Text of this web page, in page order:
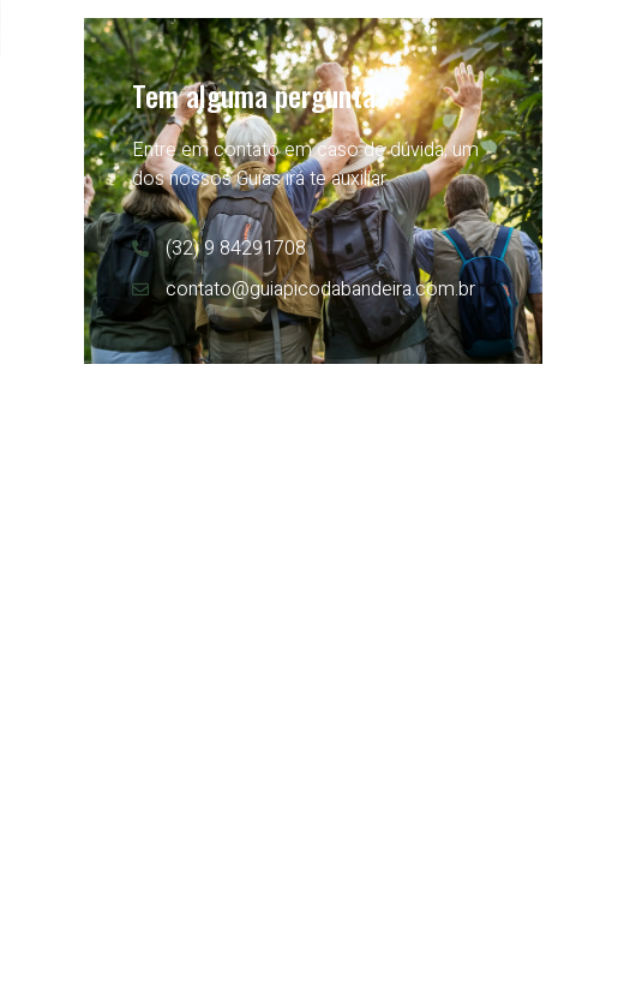
Tem alguma pergunta?
Entre em contato em caso de dúvida, um
dos nossos Guias irá te auxiliar.
(32) 9 84291708
contato@guiapicodabandeira.com.br